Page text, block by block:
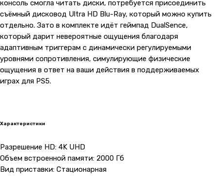
консоль смогла читать диски, потребуется присоединить
съёмный дисковод Ultra HD Blu-Ray, который можно купить
отдельно. Зато в комплекте идёт геймпад DualSence,
который дарит невероятные ощущения благодаря
адаптивным триггерам с динамически регулируемыми
уровнями сопротивления, симулирующие физические
ощущения в ответ на ваши действия в поддерживаемых
играх для PS5.
Характеристики
Разрешение HD: 4K UHD
Объем встроенной памяти: 2000 Гб
Вид приставки: Стационарная